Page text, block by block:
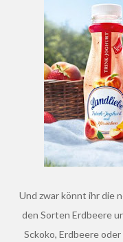
Und zwar könnt ihr die
den Sorten Erdbeere
Sckoko, Erdbeere